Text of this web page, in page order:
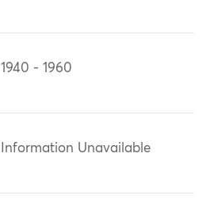
1940 - 1960
Information Unavailable